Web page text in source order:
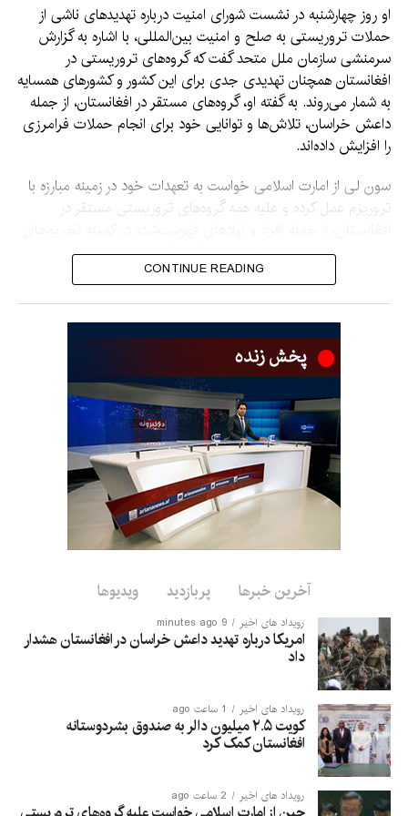
او روز چهارشنبه در نشست شورای امنیت درباره تهدیدهای ناشی از
حملات تروریستی به صلح و امنیت بین‌المللی، با اشاره به گزارش
سرمنشی سازمان ملل متحد گفت که گروه‌های تروریستی در
افغانستان همچنان تهدیدی جدی برای این کشور و کشورهای همسایه
به شمار می‌روند. به گفته او، گروه‌های مستقر در افغانستان، از جمله
داعش خراسان، تلاش‌ها و توانایی خود برای انجام حملات فرامرزی
را افزایش داده‌اند.
سون لی از امارت اسلامی خواست به تعهدات خود در زمینه مبارزه با
تروریزم عمل کرده و علیه همه گروه‌های تروریستی مستقر در
شورای امنیت بر اساس قطعنامه ۱۲۶۷، اقدامات جدی انجام دهد.
او هشدار داد که نباید اجازه داده شود افغانستان دوباره به محل رشد و
نماینده چین همچنین گفت جامعه جهانی باید به افغانستان در
بازسازی اقتصاد و بهبود زندگی مردم کمک کند تا زمینه‌های
شکل‌گیری تروریزم از بین برود.
وی افزود که چین از همکاری کشورهای آسیای مرکزی و سازمان‌های
منطقه‌ای مانند سازمان همکاری شانگهای با افغانستان برای مقابله
مشترک با تهدیدهای تروریستی فرامرزی حمایت می‌کند.
این اظهارات در حالی مطرح می‌شود که امارت اسلامی حضور
گروه‌های تروریستی در افغانستان را رد کرده و تأکید کرده است که
CONTINUE READING
آخرین خبرها پربازدید ویدیوها
رویداد های اخیر 9 minutes ago
امریکا درباره تهدید داعش خراسان در افغانستان هشدار
داد
رویداد های اخیر 1 ساعت ago
کویت ۲.۵ میلیون دالر به صندوق بشردوستانه
افغانستان کمک کرد
رویداد های اخیر 2 ساعت ago